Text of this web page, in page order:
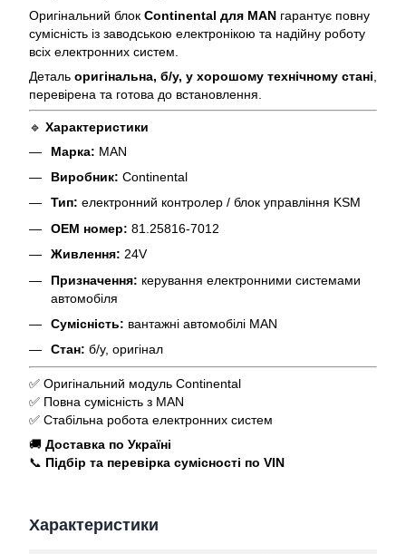
Оригінальний блок Continental для MAN гарантує повну
сумісність із заводською електронікою та надійну роботу
всіх електронних систем.
Деталь оригінальна, б/у, у хорошому технічному стані
перевірена та готова до встановлення.
🔹 Характеристики
Марка: MAN
Виробник: Continental
Тип: електронний контролер / блок управління KSM
OEM номер: 81.25816-7012
Живлення: 24V
Призначення: керування електронними системами
автомобіля
Сумісність: вантажні автомобілі MAN
Стан: б/у, оригінал
✅ Оригінальний модуль Continental
✅ Повна сумісність з MAN
✅ Стабільна робота електронних систем
🚚 Доставка по Україні
📞 Підбір та перевірка сумісності по VIN
Характеристики